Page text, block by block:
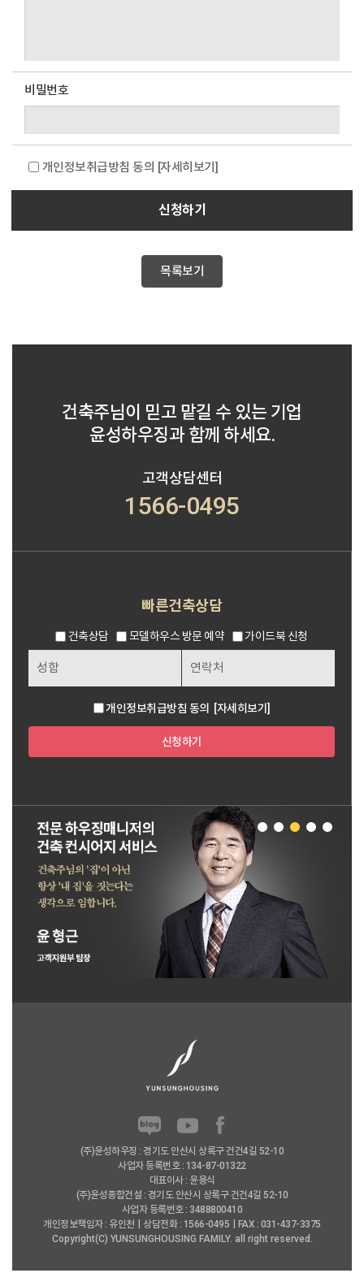
비밀번호
개인정보취급방침 동의 [자세히보기]
신청하기
목록보기
건축주님이 믿고 맡길 수 있는 기업
윤성하우징과 함께 하세요.
고객상담센터
1566-0495
빠른건축상담
건축상담 모델하우스 방문 예약 가이드북 신청
개인정보취급방침 동의 [자세히보기]
신청하기
(주)윤성하우징 : 경기도 안산시 상록구 건건4길 52-10
사업자 등록번호 : 134-87-01322
대표이사 : 윤용식
(주)윤성종합건설 : 경기도 안산시 상록구 건건4길 52-10
사업자 등록번호 : 3488800410
개인정보책임자 : 유인천
상담전화 : 1566-0495
FAX : 031-437-3375
Copyright(C) YUNSUNGHOUSING FAMILY. all right reserved.